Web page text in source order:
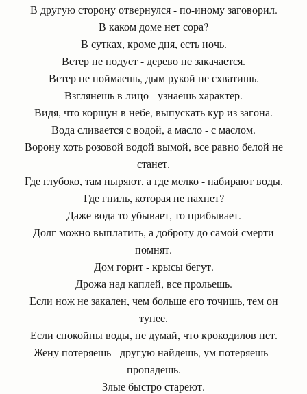
В другую сторону отвернулся - по-иному заговорил.
В каком доме нет сора?
В сутках, кроме дня, есть ночь.
Ветер не подует - дерево не закачается.
Ветер не поймаешь, дым рукой не схватишь.
Взглянешь в лицо - узнаешь характер.
Видя, что коршун в небе, выпускать кур из загона.
Вода сливается с водой, а масло - с маслом.
Ворону хоть розовой водой вымой, все равно белой не
станет.
Где глубоко, там ныряют, а где мелко - набирают воды.
Где гниль, которая не пахнет?
Даже вода то убывает, то прибывает.
Долг можно выплатить, а доброту до самой смерти
помнят.
Дом горит - крысы бегут.
Дрожа над каплей, все прольешь.
Если нож не закален, чем больше его точишь, тем он
тупее.
Если спокойны воды, не думай, что крокодилов нет.
Жену потеряешь - другую найдешь, ум потеряешь -
пропадешь.
Злые быстро стареют.